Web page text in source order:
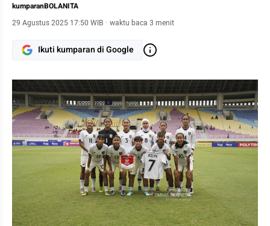
kumparanBOLANITA
29 Agustus 2025 17:50 WIB · waktu baca 3 menit
Ikuti kumparan di Google